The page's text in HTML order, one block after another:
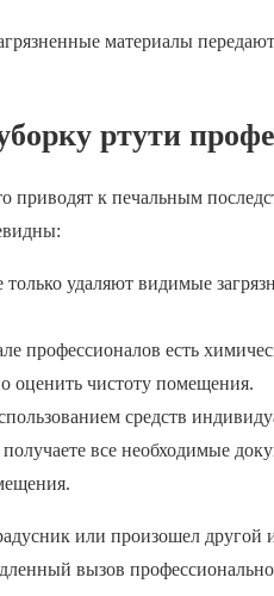
материалы
ртути
приводят к печальным
только удаляют видимые
профессионалов есть
оценить чистоту помещения.
средств
все необходимые
или произошел другой
вызов